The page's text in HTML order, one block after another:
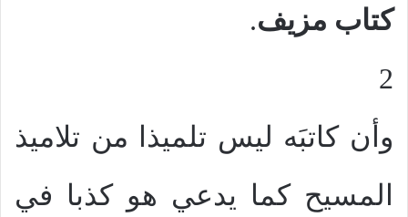
كتاب مزيف.
2
وأن كاتبَه ليس تلميذا من تلاميذ
المسيح كما يدعي هو كذبا في